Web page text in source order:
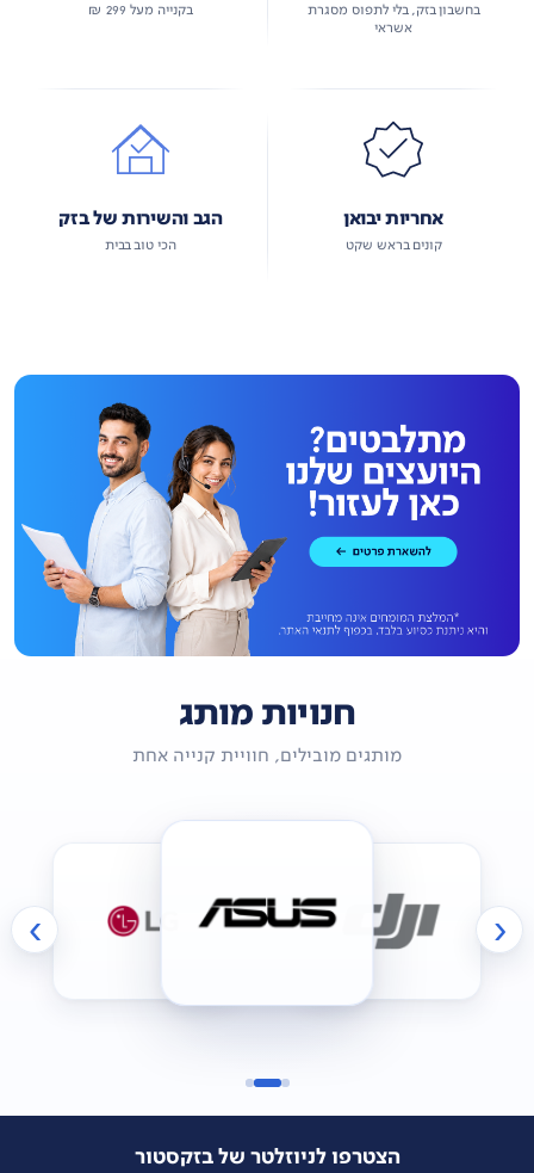
בחשבון בזק, בלי לתפוס מסגרת
אשראי
בקנייה מעל 299 ₪
אחריות יבואן
קונים בראש שקט
הגב והשירות של בזק
הכי טוב בבית
חנויות מותג
מותגים מובילים, חוויית קנייה אחת
‹
›
הצטרפו לניוזלטר של בזקסטור